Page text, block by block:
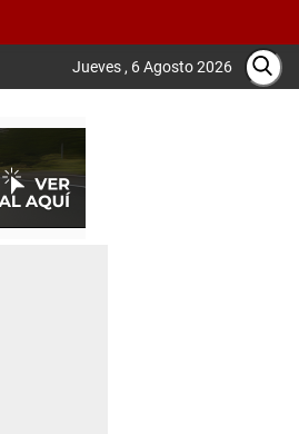
Jueves , 6 Agosto 2026